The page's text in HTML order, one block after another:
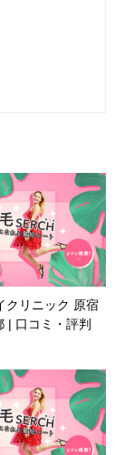
クリニック 原宿
| 口コミ・評判